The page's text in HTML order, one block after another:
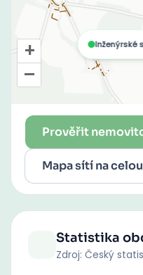
Prověřit
Mapa sítí na
Statistika
Zdroj: Český